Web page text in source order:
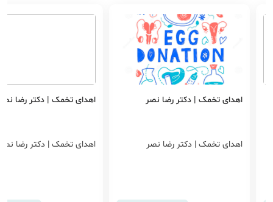
اهدای تخمک | دکتر رضا نصر
اهدای تخمک | دکتر رضا نصر
اهدای تخمک | دکتر رضا
اهدای تخمک | دکتر رضا نصر